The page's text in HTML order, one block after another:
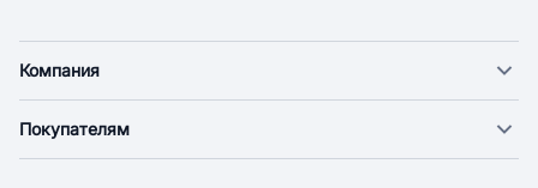
Компания
Новости
Покупателям